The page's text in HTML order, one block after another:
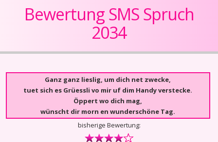
Bewertung SMS Spruch
2034
Ganz ganz lieslig, um dich net zwecke,
tuet sich es Grüessli vo mir uf dim Handy verstecke.
Öppert wo dich mag,
wünscht dir morn en wunderschöne Tag.
bisherige Bewertung: